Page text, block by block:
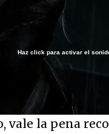
Unmute
Haz click para activar el
vale la pena